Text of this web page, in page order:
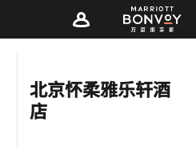
北京怀柔雅乐轩酒
店